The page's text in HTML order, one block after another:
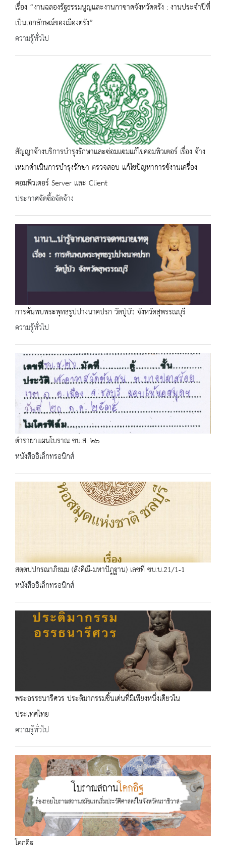
เรื่อง “งานฉลองรัฐธรรมนูญและงานกาชาดจังหวัดตรัง : งานประจำปีที่
เป็นเอกลักษณ์ของเมืองตรัง”
ความรู้ทั่วไป
สัญญาจ้างบริการบำรุงรักษาและซ่อมแซมแก้ไขคอมพิวเตอร์ เรื่อง จ้าง
เหมาดำเนินการบำรุงรักษา ตรวจสอบ แก้ไขปัญหาการช้งานเครื่อง
คอมพิวเตอร์ Server และ Client
ประกาศจัดซื้อจัดจ้าง
การค้นพบพระพุทธรูปปางนาคปรก วัดปู่บัว จังหวัดสุพรรณบุรี
ความรู้ทั่วไป
ตำรายาแผนโบราณ ชบ.ส. ๒๖
หนังสืออิเล็กทรอนิกส์
สตฺตปฺปกรณาภิธมฺม (สังคิณี-มหาปัฎฐาน) เลขที่ ชบ.บ.21/1-1
หนังสืออิเล็กทรอนิกส์
พระอรรธนารีศวร ประติมากรรมชิ้นเด่นที่มีเพียงหนึ่งเดียวใน
ประเทศไทย
ความรู้ทั่วไป